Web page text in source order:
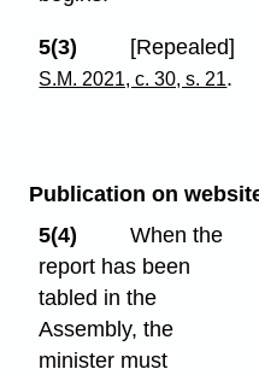
5(3) [Repealed]
S.M. 2021, c. 30, s. 21.
Publication on
5(4)
When the
report has been
tabled in the
Assembly, the
minister must